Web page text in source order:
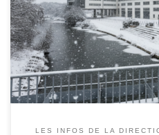
conditions météo. Aucun accueil
sera assuré. Les enseignants
via Pronote et l’ENT. Le retour en
l’épisode neigeux.
LES INFOS DE LA